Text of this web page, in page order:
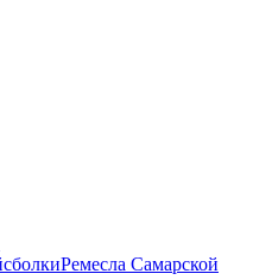
Ремесла Самарской